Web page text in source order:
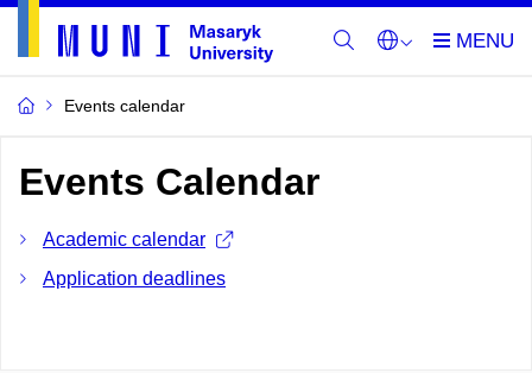
Events calendar
Events Calendar
Academic calendar
Application deadlines